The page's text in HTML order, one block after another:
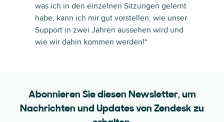
was ich in den einzelnen Sitzungen gelernt
habe, kann ich mir gut vorstellen, wie unser
Support in zwei Jahren aussehen wird und
wie wir dahin kommen werden!“
Abonnieren Sie diesen Newsletter, um
Nachrichten und Updates von Zendesk zu